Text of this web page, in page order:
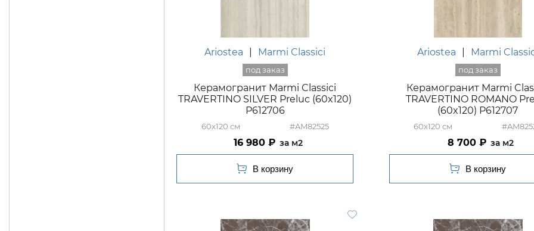
Ariostea Marmi Classici
Керамогранит Marmi Classici
TRAVERTINO SILVER Preluc (60x120)
P612706
60x120 #AM82525
16 980 м2
Ariostea Marmi
Керамогранит Marmi
TRAVERTINO ROMANO
(60x120) P612707
60x120
8 700 м2